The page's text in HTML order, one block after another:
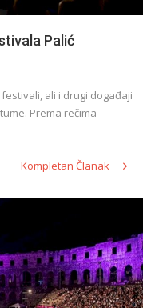
Palić
ali i drugi događaji
Prema rečima
Kompletan Članak